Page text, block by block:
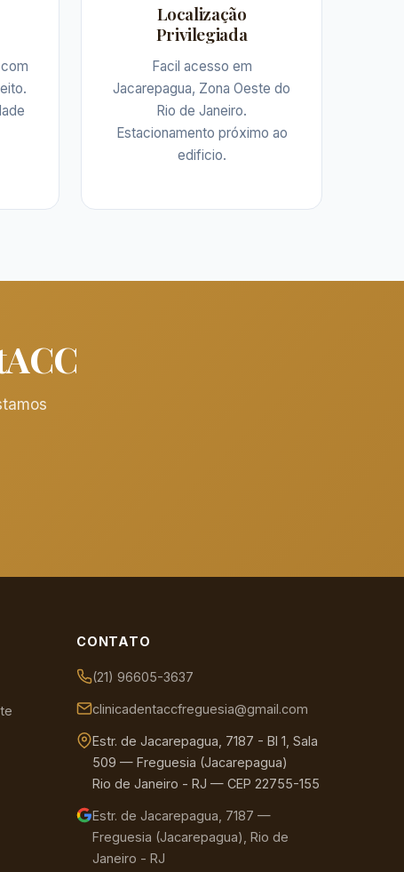
Localização
Privilegiada
Facil acesso em
Jacarepagua, Zona Oeste do
Rio de Janeiro.
Estacionamento próximo ao
edificio.
CONTATO
(21) 96605-3637
clinicadentaccfreguesia@gmail.com
Estr. de Jacarepagua, 7187 - Bl 1, Sala
509 — Freguesia (Jacarepagua)
Rio de Janeiro - RJ — CEP 22755-155
Estr. de Jacarepagua, 7187 —
Freguesia (Jacarepagua), Rio de
Janeiro - RJ